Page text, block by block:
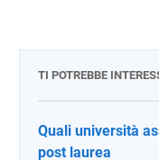
TI POTREBBE
Quali università
post laurea